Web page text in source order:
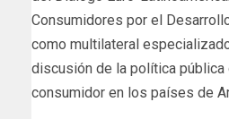
Consumidores por el
como multilateral
discusión de la política pública
consumidor en los países de